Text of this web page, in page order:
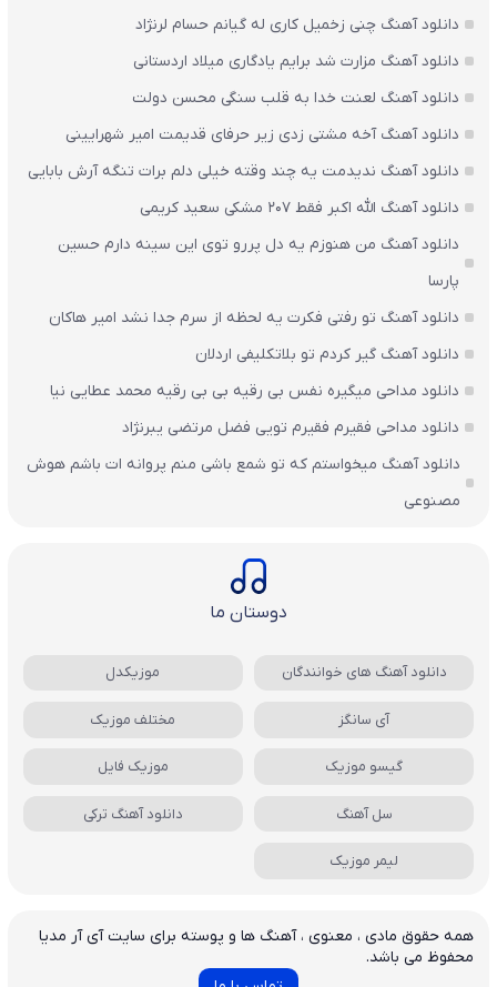
دانلود آهنگ چنی زخمیل کاری له گیانم حسام لرنژاد
دانلود آهنگ مزارت شد برایم یادگاری میلاد اردستانی
دانلود آهنگ لعنت خدا به قلب سنگی محسن دولت
دانلود آهنگ آخه مشتی زدی زیر حرفای قدیمت امیر شهرایینی
دانلود آهنگ ندیدمت یه چند وقته خیلی دلم برات تنگه آرش بابایی
دانلود آهنگ الله اکبر فقط 207 مشکی سعید کریمی
دانلود آهنگ من هنوزم یه دل پررو توی این سینه دارم حسین
پارسا
دانلود آهنگ تو رفتی فکرت یه لحظه از سرم جدا نشد امیر هاکان
دانلود آهنگ گیر کردم تو بلاتکلیفی اردلان
دانلود مداحی میگیره نفس بی رقیه بی بی رقیه محمد عطایی نیا
دانلود مداحی فقیرم فقیرم تویی فضل مرتضی یبرنژاد
دانلود آهنگ میخواستم که تو شمع باشی منم پروانه ات باشم هوش
مصنوعی
دوستان ما
دانلود آهنگ های خوانندگان موزیکدل
آی سانگز مختلف موزیک
گیسو موزیک موزیک فایل
سل آهنگ دانلود آهنگ ترکی
لیمر موزیک
همه حقوق مادی ، معنوی ، آهنگ ها و پوسته برای سایت آی آر مدیا
محفوظ می باشد.